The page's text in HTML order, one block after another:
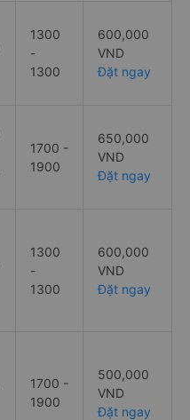
1300
-
1300
600,000
VND
Đặt ngay
1700 -
1900
650,000
VND
Đặt ngay
1300
-
1300
600,000
VND
Đặt ngay
1700 -
1900
500,000
VND
Đặt ngay